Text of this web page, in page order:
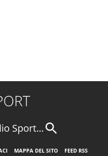
Sport...
MAPPA DEL SITO FEED RSS